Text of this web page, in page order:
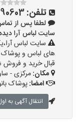
تلفن:
لطفا پس از
سایت لباس آرا دیده ام و
سایت لباس
های لباس و
قبال خرید و فروش
مکان:مرکزی -
امضا:پوشاک
انتقال آگهی به